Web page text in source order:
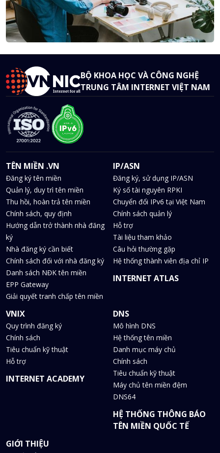
BỘ KHOA HỌC VÀ CÔNG NGHỆ
TRUNG TÂM INTERNET VIỆT NAM
TÊN MIỀN .VN
Đăng ký tên miền
Quản lý, duy trì tên miền
Thu hồi, hoàn trả tên miền
Chính sách, quy định
Hướng dẫn trở thành nhà đăng
ký
Nhà đăng ký cần biết
Chính sách đối với nhà đăng ký
Danh sách NĐK tên miền
EPP Gateway
Giải quyết tranh chấp tên miền
IP/ASN
Đăng ký, sử dụng IP/ASN
Ký số tài nguyên RPKI
Chuyển đổi IPv6 tại Việt Nam
Chính sách quản lý
Hỗ trợ
Tài liệu tham khảo
Câu hỏi thường gặp
Hệ thống thành viên địa chỉ IP
INTERNET ATLAS
VNIX
Quy trình đăng ký
Chính sách
Tiêu chuẩn kỹ thuật
Hỗ trợ
INTERNET ACADEMY
DNS
Mô hình DNS
Hệ thống tên miền
Danh mục máy chủ
Chính sách
Tiêu chuẩn kỹ thuật
Máy chủ tên miền đệm
DNS64
HỆ THỐNG THÔNG BÁO
TÊN MIỀN QUỐC TẾ
GIỚI THIỆU